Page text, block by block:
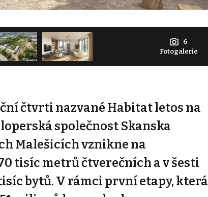
6
Fotogalerie
čtvrti nazvané Habitat letos na
společnost Skanska
Malešicích vznikne na
tisíc metrů čtverečních a v šesti
bytů. V rámci první etapy, která